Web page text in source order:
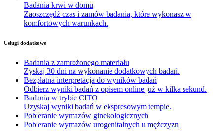
Badania krwi w domu
Zaoszczędź czas i zamów badania, które wykonasz w
komfortowych warunkach.
Usługi dodatkowe
Badania z zamrożonego materiału
Zyskaj 30 dni na wykonanie dodatkowych badań.
Bezpłatna interpretacja do wyników badań
Odbierz wyniki badań z opisem online już w kilka sekund.
Badania w trybie CITO
Uzyskaj wyniki badań w ekspresowym tempie.
Pobieranie wymazów ginekologicznych
Pobieranie wymazów urogenitalnych u mężczyzn